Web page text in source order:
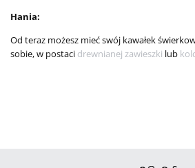
Hania:
Od teraz możesz mieć swój kawałek
sobie, w postaci drewnianej zawieszki lub